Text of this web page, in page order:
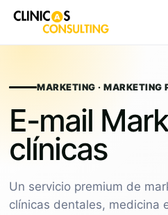
contentMARKETING · MARKETING
E-mail
clínicas
Un servicio premium de
clínicas dentales, medicina